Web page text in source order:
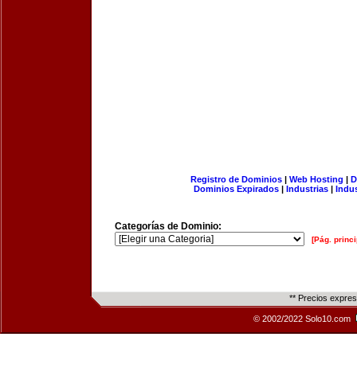
Registro de Dominios| Web Hosting |
Dominios Expirados | Industrias |
Categorías de Dominio:
[Pág.
** Precios
© 2002/2022 Solo10.com